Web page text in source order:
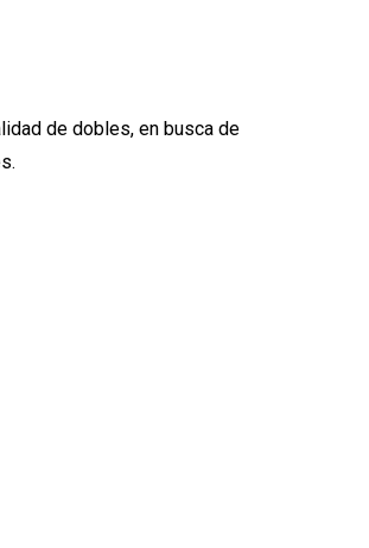
de dobles, en busca de